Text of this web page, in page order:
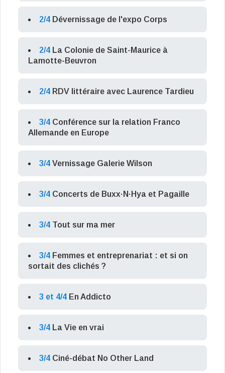
2/4 Dévernissage de l'expo Corps
2/4 La Colonie de Saint-Maurice à
Lamotte-Beuvron
2/4 RDV littéraire avec Laurence Tardieu
3/4 Conférence sur la relation Franco
Allemande en Europe
3/4 Vernissage Galerie Wilson
3/4 Concerts de Buxx·N·Hya et Pagaille
3/4 Tout sur ma mer
3/4 Femmes et entreprenariat : et si on
sortait des clichés ?
3 et 4/4 En Addicto
3/4 La Vie en vrai
3/4 Ciné-débat No Other Land